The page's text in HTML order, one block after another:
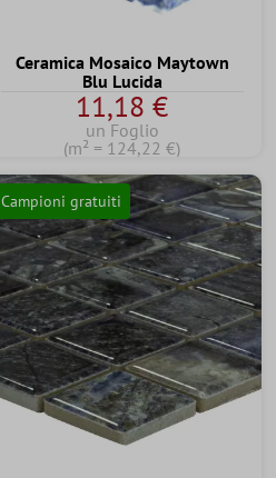
Ceramica Mosaico Maytown
Blu Lucida
11,18 €
un Foglio
(m² = 124,22 €)
Campioni gratuiti